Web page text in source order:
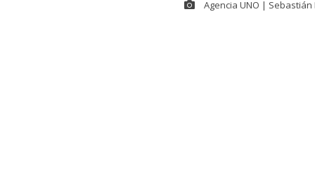
Agencia UNO |